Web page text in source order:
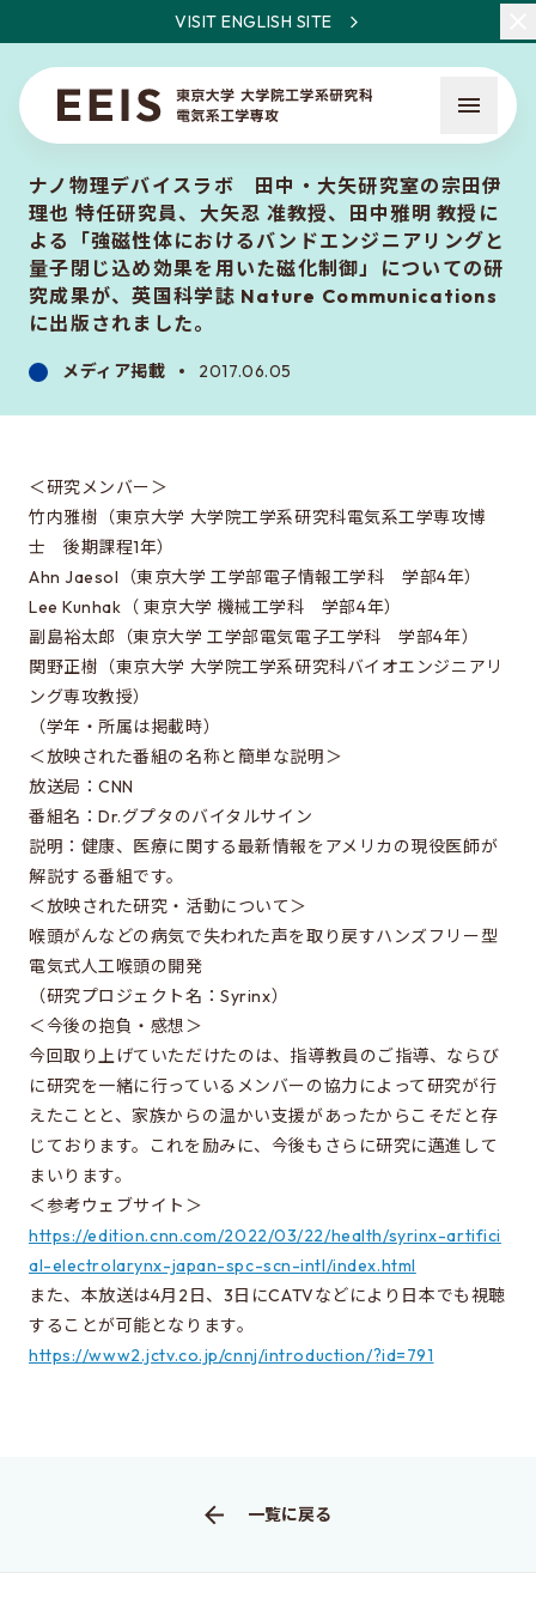
VISIT ENGLISH SITE
EEISとは
教員・研究一覧
ニュース
入試について
修士特別口述試験
入試説明会
入試案内書 / 出願サイトでの提出が必要な書類（入試
案内書、修論/博論研究課題内容、成績集計表）
試験科目に関する情報
大学院入試のQ&A
EEISを目指す方へ
所属学生の声
進路・博士について
費用/経済的支援
同窓会のページ
電気系事務室
関連組織のリンク
お問い合わせ
アクセス
ナノ物理デバイスラボ 田中・大矢研究室の宗田伊
理也 特任研究員、大矢忍 准教授、田中雅明 教授に
よる「強磁性体におけるバンドエンジニアリングと
量子閉じ込め効果を用いた磁化制御」についての研
究成果が、英国科学誌 Nature Communications
に出版されました。
メディア掲載 2017.06.05
＜研究メンバー＞
竹内雅樹（東京大学 大学院工学系研究科電気系工学専攻博
士 後期課程1年）
Ahn Jaesol（東京大学 工学部電子情報工学科 学部4年）
Lee Kunhak（ 東京大学 機械工学科 学部4年）
副島裕太郎（東京大学 工学部電気電子工学科 学部4年）
関野正樹（東京大学 大学院工学系研究科バイオエンジニアリ
ング専攻教授）
（学年・所属は掲載時）
＜放映された番組の名称と簡単な説明＞
放送局：CNN
番組名：Dr.グプタのバイタルサイン
説明：健康、医療に関する最新情報をアメリカの現役医師が
解説する番組です。
＜放映された研究・活動について＞
喉頭がんなどの病気で失われた声を取り戻すハンズフリー型
電気式人工喉頭の開発
（研究プロジェクト名：Syrinx）
＜今後の抱負・感想＞
今回取り上げていただけたのは、指導教員のご指導、ならび
に研究を一緒に行っているメンバーの協力によって研究が行
えたことと、家族からの温かい支援があったからこそだと存
じております。これを励みに、今後もさらに研究に邁進して
まいります。
＜参考ウェブサイト＞
https://edition.cnn.com/2022/03/22/health/syrinx-artifici
al-electrolarynx-japan-spc-scn-intl/index.html
また、本放送は4月2日、3日にCATVなどにより日本でも視聴
することが可能となります。
https://www2.jctv.co.jp/cnnj/introduction/?id=791
一覧に戻る